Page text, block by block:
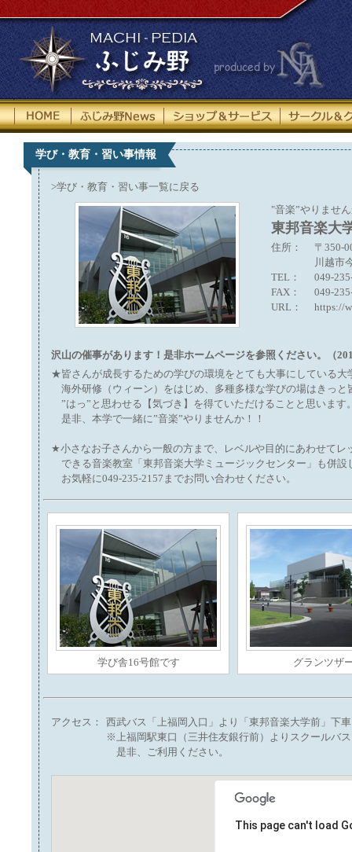
HOME ふじみ野News ショップ＆サ
学び・教育・習い事情報
>学び・教育・習い事一覧に戻る
"音楽”やりませ
東邦音楽大
住所：
〒350-
川越市
TEL：
049-
FAX：
049-
URL：
https://
沢山の催事があります！是非ホームページを参照ください。（
★皆さんが成長するための学びの環境をとても大事にしている大
海外研修（ウィーン）をはじめ、多種多様な学びの場はきっと
”はっ”と思わせる【気づき】を得ていただけることと思います
是非、本学で一緒に”音楽”やりませんか！！
★小さなお子さんから一般の方まで、レベルや目的にあわせてレ
できる音楽教室「東邦音楽大学ミュージックセンター」も併設
お気軽に049-235-2157までお問い合わせください。
学び舎16号館です グランツザ
アクセス：
西武バス「上福岡入口」より「東邦音楽大学前」下
※上福岡駅東口（三井住友銀行前）よりスクールバ
是非、ご利用ください。
This page can't load